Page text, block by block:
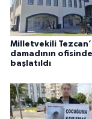
Milletvekili
damadının
başlatıldı